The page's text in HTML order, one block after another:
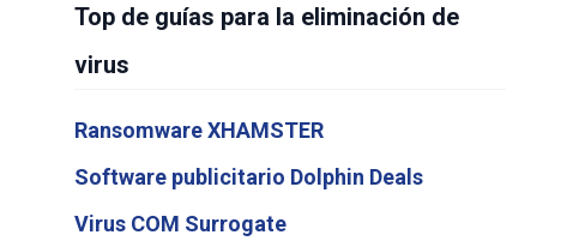
Top de guías para la eliminación de
virus
Ransomware XHAMSTER
Software publicitario Dolphin Deals
Virus COM Surrogate